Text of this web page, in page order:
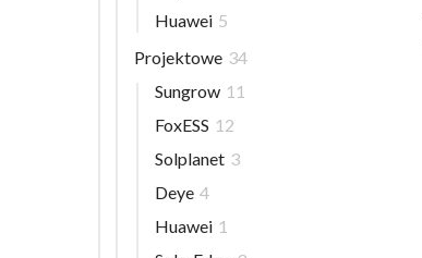
Huawei 5
Projektowe 34
Sungrow 11
FoxESS 12
Solplanet 3
Deye 4
Huawei 1